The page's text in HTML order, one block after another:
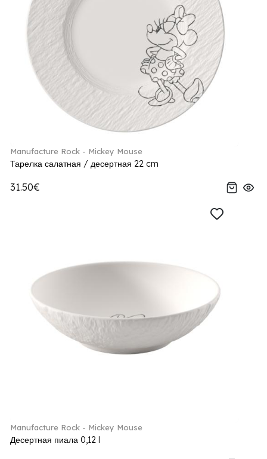
Manufacture Rock - Mickey Mouse
Тарелка салатная / десертная 22 cm
31.50€
Manufacture Rock - Mickey Mouse
Десертная пиала 0,12 l